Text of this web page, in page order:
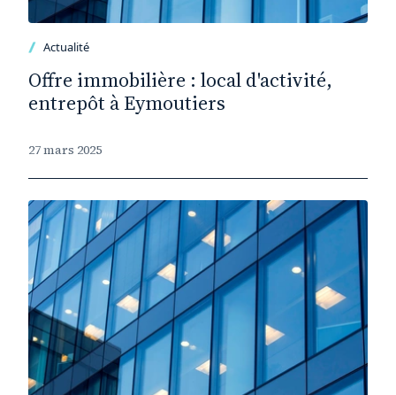
Actualité
Offre immobilière : local d'activité,
entrepôt à Eymoutiers
27 mars 2025